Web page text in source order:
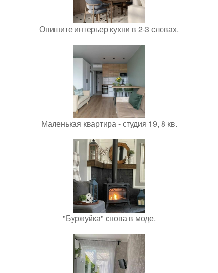
Опишите интерьер кухни в 2-3 словах.
Маленькая квартира - студия 19, 8 кв.
"Буржуйка" cнова в моде.